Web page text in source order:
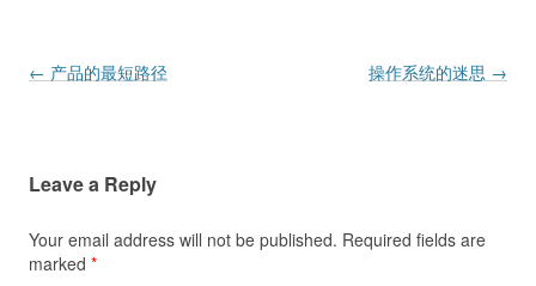
Post navigation
← 产品的最短路径 操作系统的迷思 →
Leave a Reply
Your email address will not be published. Required fields are
marked *